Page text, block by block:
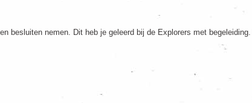
besluiten nemen. Dit heb je geleerd bij de Explorers met